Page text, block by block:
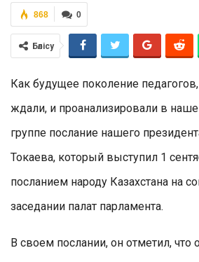
0
868
Бөлісу
Как будущее поколение
ждали, и проанализировали в
группе послание нашего
Токаева, который выступил 1
посланием народу Казахстана на
заседании палат парламента.
В своем послании, он отметил, что